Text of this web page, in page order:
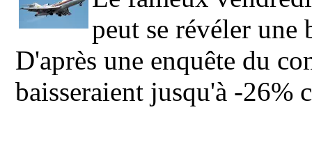
peut se révéler une
D'après une enquête du
baisseraient jusqu'à -26%